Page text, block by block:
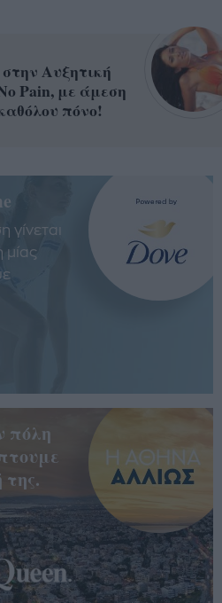
Αυξητική
Pain, με άμεση
πόνο!
γίνεται
μίας
πόλη
της.